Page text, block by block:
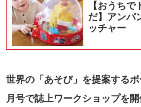
【おうち
だ】アンパ
ッチャー
世界の「あそび」を提案する
月号で誌上ワークショップを